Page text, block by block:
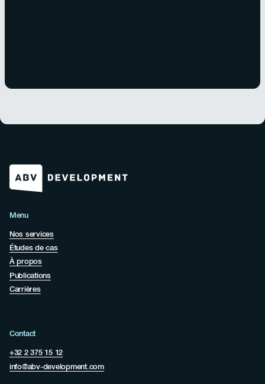
Menu
Nos services
Études de cas
À propos
Publications
Carrières
Contact
+32 2 375 15 12
info@abv-development.com